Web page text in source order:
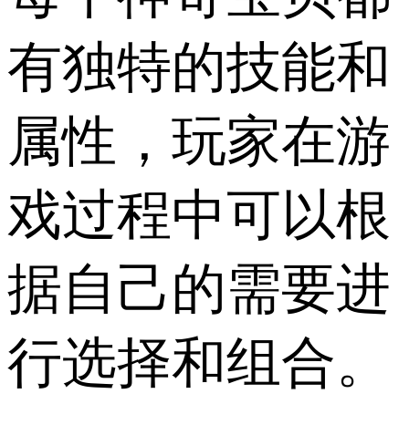
有独特的技能和
属性，玩家在游
戏过程中可以根
据自己的需要进
行选择和组合。